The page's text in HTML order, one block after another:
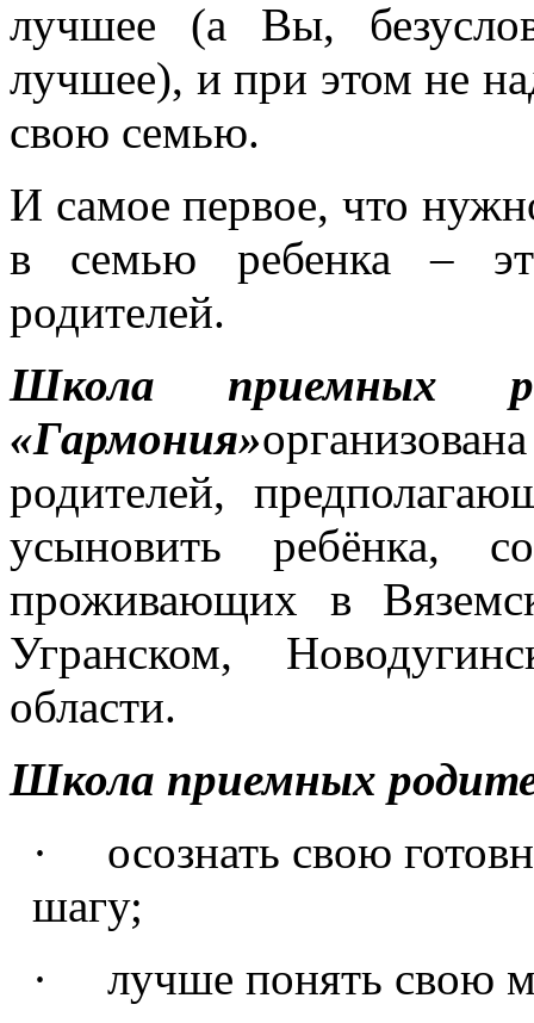
лучшее (а Вы,
лучшее), и при этом не
свою семью.
И самое первое, что
в семью ребенка –
родителей.
Школа приемных
«Гармония»
родителей,
усыновить ребёнка,
проживающих в
Угранском,
области.
Школа приемных
· осознать свою
шагу;
· лучше понять свою